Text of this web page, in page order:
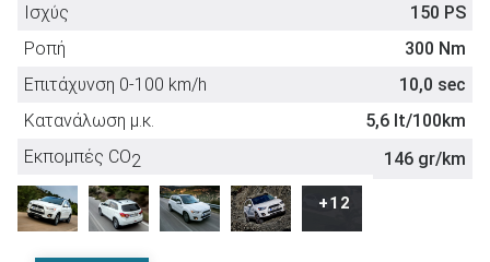
ΑΝΑΖΗΤΗΣΗ
Επιχειρήσεις
Ισχύς
150 PS
Ροπή
300 Nm
Επιτάχυνση 0-100 km/h
10,0 sec
Κατανάλωση μ.κ.
5,6 lt/100km
Εκπομπές CO2
146 gr/km
Euro NCAP
+12